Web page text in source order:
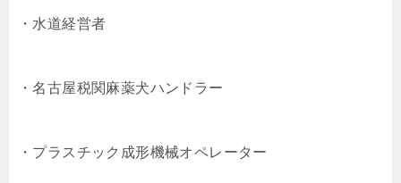
・水道経営者
・名古屋税関麻薬犬ハンドラー
・プラスチック成形機械オペレーター